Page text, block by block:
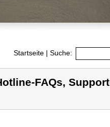
Startseite | Suche:
FAQs,